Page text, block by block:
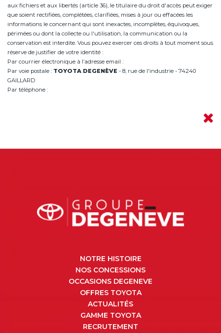
aux fichiers et aux libertés (article 36), le titulaire du droit d'accès peut exiger
que soient rectifiées, complétées, clarifiées, mises à jour ou effacées les
informations le concernant qui sont inexactes, incomplètes, équivoques,
périmées ou dont la collecte ou l'utilisation, la communication ou la
conservation est interdite. Vous pouvez exercer ces droits à tout moment sous
réserve de justifier de votre identité :
Par courrier électronique à l’adresse email :
Par voie postale : TOYOTA DEGENÈVE - 8, rue de l'industrie - 74240
GAILLARD
Par téléphone :
NOTRE HISTOIRE
NOS CONCESSIONS
OCCASIONS DEGENEVE
OFFRES TOYOTA
ACTUALITÉS
GAMME TOYOTA
RECRUTEMENT